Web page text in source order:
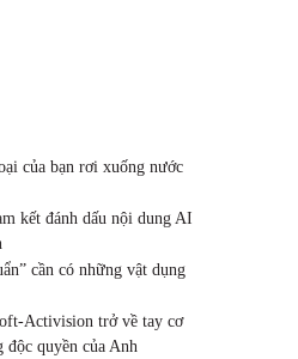
của bạn rơi xuống nước
kết đánh dấu nội dung AI
cần có những vật dụng
Activision trở về tay cơ
độc quyền của Anh